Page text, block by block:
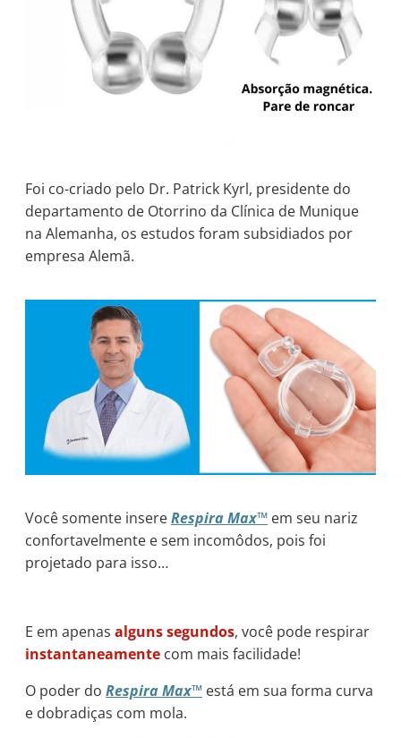
Foi co-criado pelo Dr. Patrick Kyrl, presidente do
departamento de Otorrino da Clínica de Munique
na Alemanha, os estudos foram subsidiados por
empresa Alemã.
Você somente insereRespira Max™ em seu nariz
confortavelmente e sem incomôdos, pois foi
projetado para isso…
E em apenas alguns segundos, você pode respirar
instantaneamente com mais facilidade!
O poder do Respira Max™ está em sua forma curva
e dobradiças com mola.